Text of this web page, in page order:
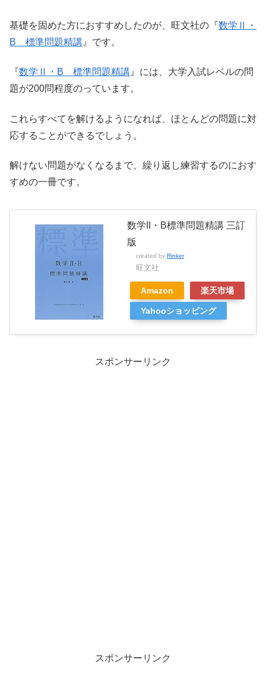
基礎を固めた方におすすめしたのが、旺文社の『数学Ⅱ・
B 標準問題精講 』です。
『数学Ⅱ・B 標準問題精講 』には、大学入試レベルの問
題が200問程度のっています。
これらすべてを解けるようになれば、ほとんどの問題に対
応することができるでしょう。
解けない問題がなくなるまで、繰り返し練習するのにおす
すめの一冊です。
数学II・B標準問題精講 三訂
版
created by Rinker
旺文社
Amazon 楽天市場
Yahooショッピング
スポンサーリンク
スポンサーリンク